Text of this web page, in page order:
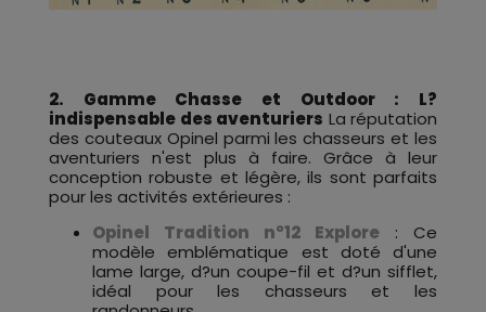
2. Gamme Chasse et Outdoor : L?
indispensable des aventuriers La réputation
des couteaux Opinel parmi les chasseurs et les
aventuriers n'est plus à faire. Grâce à leur
conception robuste et légère, ils sont parfaits
pour les activités extérieures :
Opinel Tradition n°12 Explore : Ce
modèle emblématique est doté d'une
lame large, d?un coupe-fil et d?un sifflet,
idéal pour les chasseurs et les